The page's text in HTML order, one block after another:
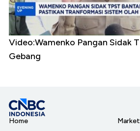
Video:Wamenko Pangan Sidak
Gebang
Home
Market